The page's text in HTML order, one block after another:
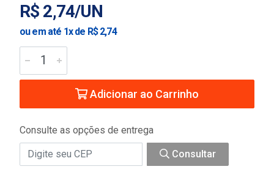
R$ 2,74/UN
ou em até 1x de R$ 2,74
Adicionar ao Carrinho
Consulte as opções de entrega
Consultar